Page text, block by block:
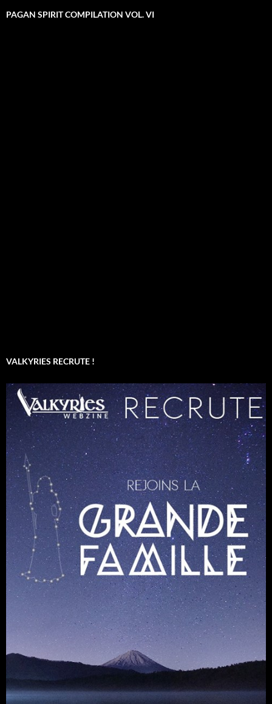
PAGAN SPIRIT COMPILATION VOL. VI
VALKYRIES RECRUTE !